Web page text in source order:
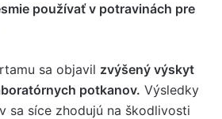
používať v potravinách pre
sa objavil zvýšený výskyt
potkanov. Výsledky
sa síce zhodujú na škodlivosti